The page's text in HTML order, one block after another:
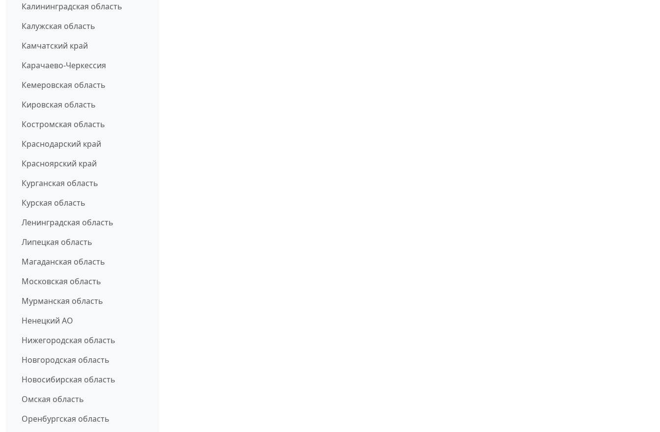
Калининградская область
Калужская область
Камчатский край
Карачаево-Черкессия
Кемеровская область
Кировская область
Костромская область
Краснодарский край
Красноярский край
Курганская область
Курская область
Ленинградская область
Липецкая область
Магаданская область
Московская область
Мурманская область
Ненецкий АО
Нижегородская область
Новгородская область
Новосибирская область
Омская область
Оренбургская область